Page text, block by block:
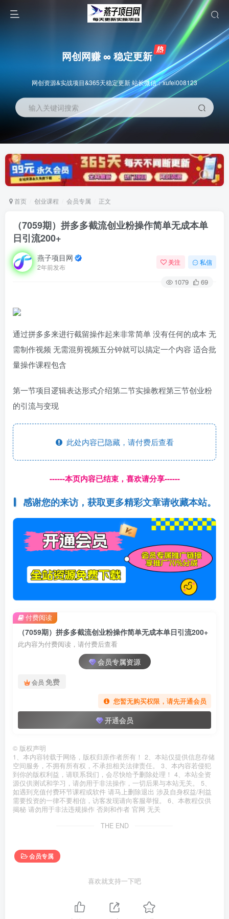
网创网赚 ∞ 稳定更新
网创资源&实战项目&365天稳定更新 站长微信：xufei008123
输入关键词搜索
首页 创业课程 会员专属 正文
（7059期）拼多多截流创业粉操作简单无成本单
日引流200+
燕子项目网
2年前发布
关注 私信
1079 69
通过拼多多来进行截留操作起来非常简单 没有任何的成本 无
需制作视频 无需混剪视频五分钟就可以搞定一个内容 适合批
量操作课程包含
第一节项目逻辑表达形式介绍第二节实操教程第三节创业粉
的引流与变现
此处内容已隐藏，请付费后查看
------本页内容已结束，喜欢请分享------
感谢您的来访，获取更多精彩文章请收藏本站。
（7059期）拼多多截流创业粉操作简单无成本单日引流200+
此内容为付费阅读，请付费后查看
会员专属资源
会员 免费
您暂无购买权限，请先开通会员
开通会员
付费阅读
© 版权声明
1、本内容转载于网络，版权归原作者所有！ 2、本站仅提供信息存储
空间服务，不拥有所有权，不承担相关法律责任。 3、本内容若侵犯
到你的版权利益，请联系我们，会尽快给予删除处理！ 4、本站全资
源仅供测试和学习，请勿用于非法操作，一切后果与本站无关。 5、
如遇到充值付费环节课程或软件 请马上删除退出 涉及自身权益/利益
需要投资的一律不要相信，访客发现请向客服举报。 6、本教程仅供
揭秘 请勿用于非法违规操作 否则和作者 官网 无关
THE END
会员专属
喜欢就支持一下吧